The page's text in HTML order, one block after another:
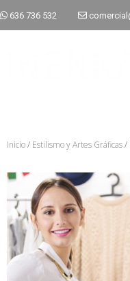
636 736 532
Inicio/ Estilismo y Artes Gráficas/